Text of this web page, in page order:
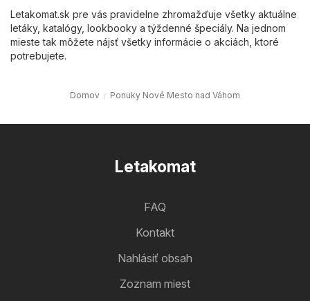
Letakomat.sk pre vás pravidelne zhromažďuje všetky aktuálne
letáky, katalógy, lookbooky a týždenné špeciály. Na jednom
mieste tak môžete nájsť všetky informácie o akciách, ktoré
potrebujete.
Domov Ponuky Nové Mesto nad Váhom
Letakomat
FAQ
Kontakt
Nahlásiť obsah
Zoznam miest